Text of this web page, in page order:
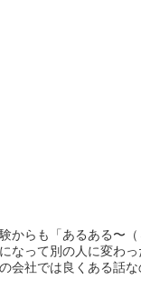
からも「あるある〜
って別の人に変わ
社では良くある話な